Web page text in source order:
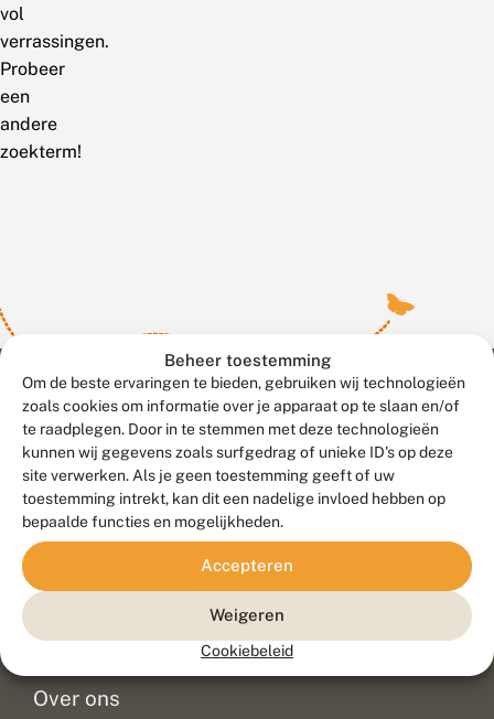
Beheer toestemming
Om de beste ervaringen te bieden, gebruiken wij technologieën
zoals cookies om informatie over je apparaat op te slaan en/of
te raadplegen. Door in te stemmen met deze technologieën
kunnen wij gegevens zoals surfgedrag of unieke ID's op deze
site verwerken. Als je geen toestemming geeft of uw
toestemming intrekt, kan dit een nadelige invloed hebben op
bepaalde functies en mogelijkheden.
Accepteren
Weigeren
Cookiebeleid
vol
verrassingen.
Probeer
een
andere
zoekterm!
Contact
Veelgestelde vragen
Doneer
Over ons
Meld waarnemingen© 2026 Vlinderstichting
Duurzaam ontwikkeld door
Go2People
, ontworpen door
Blue Field Agency
Privacy
Disclaimer
Sitemap